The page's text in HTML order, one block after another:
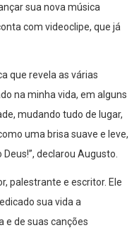
sua nova música
com videoclipe, que já
que revela as várias
na minha vida, em alguns
mudando tudo de lugar,
uma brisa suave e leve,
declarou Augusto.
palestrante e escritor. Ele
sua vida a
e de suas canções